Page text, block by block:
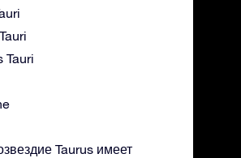
Tauri
Taurus имеет